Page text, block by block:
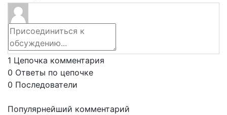
1 Цепочка комментария
0 Ответы по цепочке
0 Последователи
Популярнейший комментарий